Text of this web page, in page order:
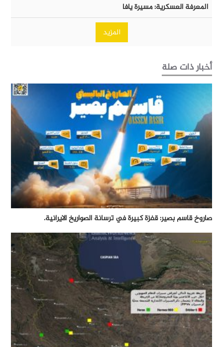
المعرفة العسكرية: مسيرة يافا
المزيد
أخبار ذات صلة
صاروخ قاسم بصير: قفزة كبيرة في ترسانة الصواريخ الايرانية.